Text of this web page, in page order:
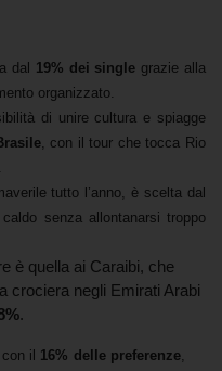
dal 19% dei single grazie alla
organizzato.
di unire cultura e spiagge
, con il tour che tocca Rio
tutto l’anno, è scelta dal
senza allontanarsi troppo
è quella ai Caraibi, che
crociera negli Emirati Arabi
.
il 16% delle preferenze,